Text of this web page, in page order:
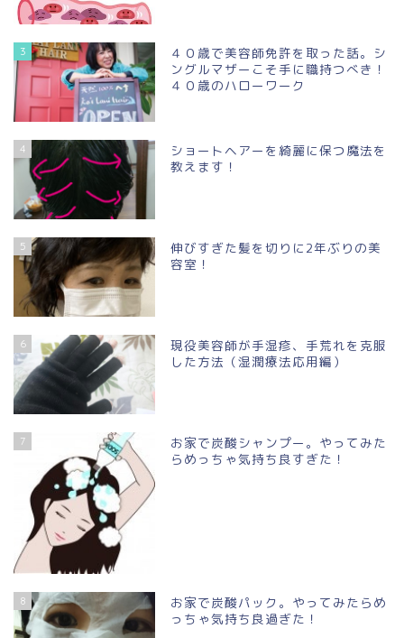
3
４０歳で美容師免許を取った話。シ
ングルマザーこそ手に職持つべき！
４０歳のハローワーク
4
ショートヘアーを綺麗に保つ魔法を
教えます！
5
伸びすぎた髪を切りに2年ぶりの美
容室！
6
現役美容師が手湿疹、手荒れを克服
した方法（湿潤療法応用編）
7
お家で炭酸シャンプー。やってみた
らめっちゃ気持ち良すぎた！
8
お家で炭酸パック。やってみたらめ
っちゃ気持ち良過ぎた！